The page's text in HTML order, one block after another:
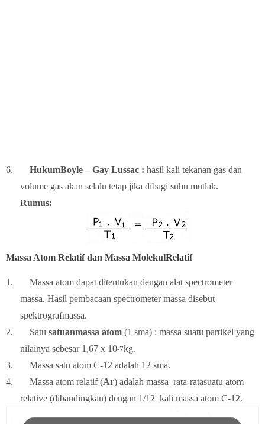
6. HukumBoyle – Gay Lussac : hasil kali tekanan gas dan
volume gas akan selalu tetap jika dibagi suhu mutlak.
Rumus:
Massa Atom Relatif dan Massa MolekulRelatif
1.
Massa atom dapat ditentukan dengan alat spectrometer
massa. Hasil pembacaan spectrometer massa disebut
spektrografmassa.
2.
Satu satuanmassa atom (1 sma) : massa suatu partikel yang
nilainya sebesar 1,67 x 10-7kg.
3.
Massa satu atom C-12 adalah 12 sma.
4.
Massa atom relatif (Ar) adalah massa rata-ratasuatu atom
relative (dibandingkan) dengan 1/12 kali massa atom C-12.